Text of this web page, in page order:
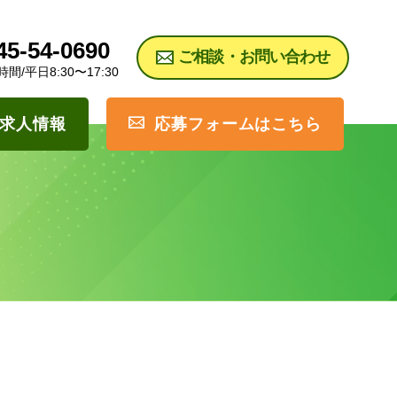
54-0690
間/平日8:30〜17:30
ご相談・お問い合わせ
求人情報 応募フォームはこちら